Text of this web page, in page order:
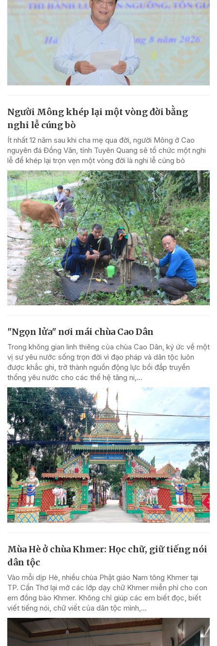
Người Mông khép lại một vòng đời bằng
nghi lễ cúng bò
Ít nhất 12 năm sau khi cha mẹ qua đời, người Mông ở Cao
nguyên đá Đồng Văn, tỉnh Tuyên Quang sẽ tổ chức một nghi
lễ để khép lại trọn vẹn một vòng đời là nghi lễ cúng bò
"Ngọn lửa" nơi mái chùa Cao Dân
Trong không gian linh thiêng của chùa Cao Dân, ký ức về một
vị sư yêu nước sống trọn đời vì đạo pháp và dân tộc luôn
được khắc ghi, trở thành nguồn động lực bồi đắp truyền
thống yêu nước cho các thế hệ tăng ni,...
Mùa Hè ở chùa Khmer: Học chữ, giữ tiếng nói
dân tộc
Vào mỗi dịp Hè, nhiều chùa Phật giáo Nam tông Khmer tại
TP. Cần Thơ lại mở các lớp dạy chữ Khmer miễn phí cho con
em đồng bào Khmer. Không chỉ giúp các em biết đọc, biết
viết tiếng nói, chữ viết của dân tộc mình,...